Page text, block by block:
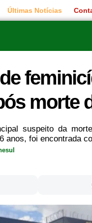
Últimas Notícias
morte
suspeito da
anos, foi encontrada